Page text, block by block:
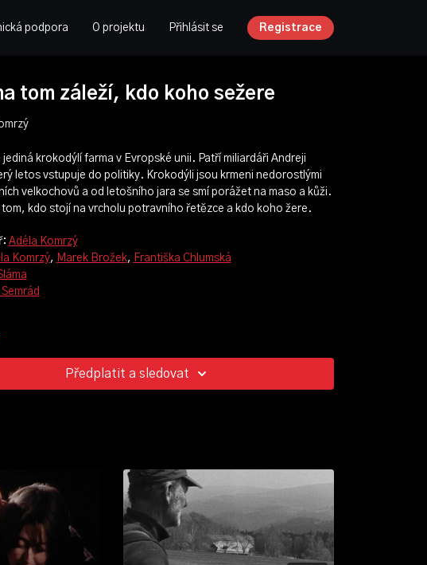
podpora O projektu Přihlásit se Registrace
tom záleží, kdo koho sežere
jediná krokodýlí farma v Evropské unii. Patří miliardáři Andreji
letos vstupuje do politiky. Krokodýli jsou krmeni nedorostlými
velkochovů a od letošního jara se smí porážet na maso a kůži.
tom, kdo stojí na vrcholu potravního řetězce a kdo koho žere.
Adéla Komrzý
Komrzý, Marek Brožek, Františka Chlumská
Předplatit a sledovat